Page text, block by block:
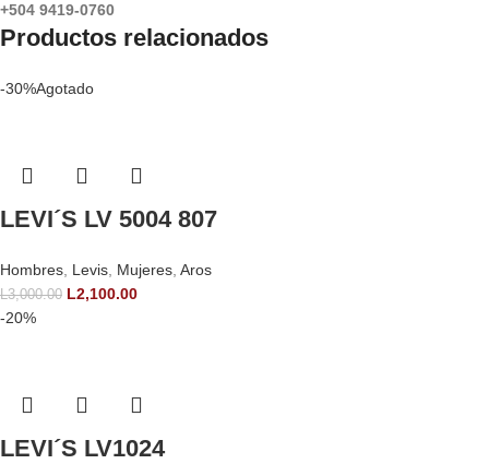
+504 9419-0760
Productos relacionados
-30%Agotado
LEVI´S LV 5004 807
Hombres Levis Mujeres Aros
L3,000.00 L2,100.00
-20%
LEVI´S LV1024